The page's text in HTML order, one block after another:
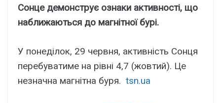
Сонце демонструє ознаки активності, що
наближаються до магнітної бурі.
У понеділок, 29 червня, активність Сонця
перебуватиме на рівні 4,7 (жовтий). Це
незначна магнітна буря. tsn.ua